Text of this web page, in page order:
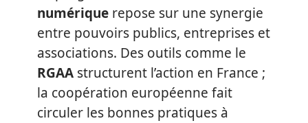
numérique repose sur une synergie
entre pouvoirs publics, entreprises et
associations. Des outils comme le
RGAA structurent l’action en France ;
la coopération européenne fait
circuler les bonnes pratiques à